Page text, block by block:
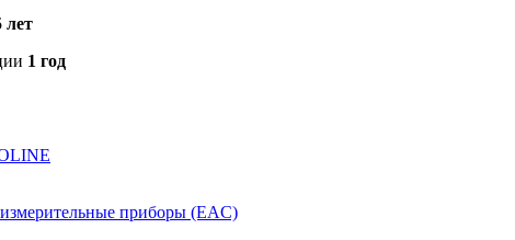
лет
1 год
измерительные приборы (EAC)